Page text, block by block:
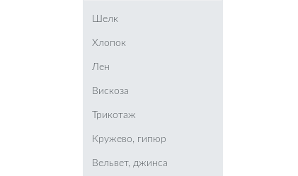
Шелк
Хлопок
Лен
Вискоза
Трикотаж
Кружево, гипюр
Вельвет, джинса